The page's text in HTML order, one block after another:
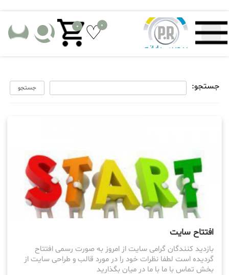
0
0
جستجو: جستجو
افتتاح سایت
بازدید کنندگان گرامی سایت از امروز به صورت رسمی افتتاح
گردیده است لطفا نظرات خود را در مورد قالب و طراحی سایت از
بخش تماس با ما با ما در میان بگذارید